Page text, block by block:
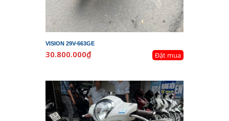
VISION 29V-663GE
30.800.000₫ Đặt mua